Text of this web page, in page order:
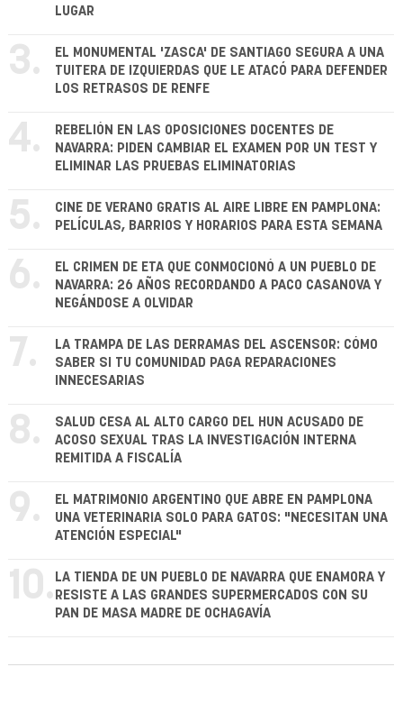
LUGAR
3.
EL MONUMENTAL 'ZASCA' DE SANTIAGO SEGURA A UNA
TUITERA DE IZQUIERDAS QUE LE ATACÓ PARA DEFENDER
LOS RETRASOS DE RENFE
4.
REBELIÓN EN LAS OPOSICIONES DOCENTES DE
NAVARRA: PIDEN CAMBIAR EL EXAMEN POR UN TEST Y
ELIMINAR LAS PRUEBAS ELIMINATORIAS
5.
CINE DE VERANO GRATIS AL AIRE LIBRE EN PAMPLONA:
PELÍCULAS, BARRIOS Y HORARIOS PARA ESTA SEMANA
6.
EL CRIMEN DE ETA QUE CONMOCIONÓ A UN PUEBLO DE
NAVARRA: 26 AÑOS RECORDANDO A PACO CASANOVA Y
NEGÁNDOSE A OLVIDAR
7.
LA TRAMPA DE LAS DERRAMAS DEL ASCENSOR: CÓMO
SABER SI TU COMUNIDAD PAGA REPARACIONES
INNECESARIAS
8.
SALUD CESA AL ALTO CARGO DEL HUN ACUSADO DE
ACOSO SEXUAL TRAS LA INVESTIGACIÓN INTERNA
REMITIDA A FISCALÍA
9.
EL MATRIMONIO ARGENTINO QUE ABRE EN PAMPLONA
UNA VETERINARIA SOLO PARA GATOS: "NECESITAN UNA
ATENCIÓN ESPECIAL"
10. LA TIENDA DE UN PUEBLO DE NAVARRA QUE ENAMORA Y
RESISTE A LAS GRANDES SUPERMERCADOS CON SU
PAN DE MASA MADRE DE OCHAGAVÍA